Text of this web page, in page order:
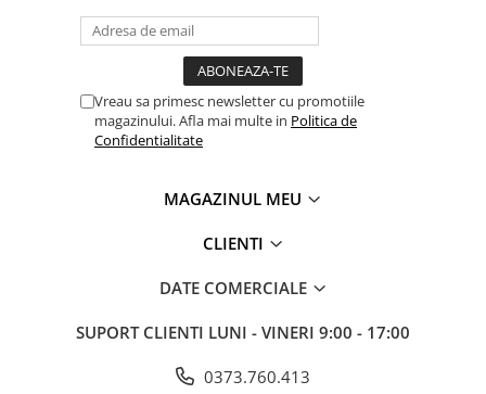
Camine apometru
Tevi si accesorii pentru puturi
Obiecte sanitare
Baterii baie
Baterii bucatarie cu filtru
Rezervoare WC clasice
Vase WC
Vreau sa primesc newsletter cu promotiile
magazinului. Afla mai multe in Politica de
Confidentialitate
MAGAZINUL MEU
CLIENTI
DATE COMERCIALE
SUPORT CLIENTI LUNI - VINERI 9:00 - 17:00
0373.760.413